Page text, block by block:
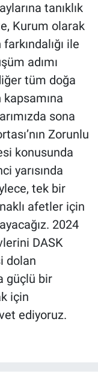
tanıklık
Kurum olarak
ile
adımı
tüm doğa
kapsamına
sona
Zorunlu
konusunda
yarısında
tek bir
afetler için
2024
DASK
dolan
güçlü bir
için
ediyoruz.